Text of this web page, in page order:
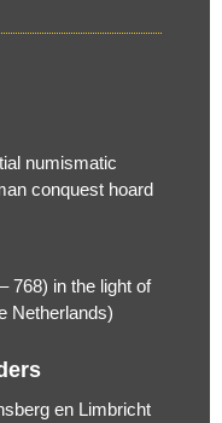
numismatic
conquest hoard
768) in the light of
Netherlands)
en Limbricht